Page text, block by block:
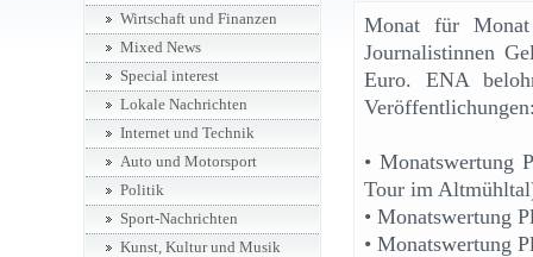
Monat für Monat
Journalistinnen
Euro. ENA
• Monatswertung
Tour im
• Monatswertung
• Monatswertung
Wirtschaft und Finanzen
Mixed News
Special interest
Lokale Nachrichten
Internet und Technik
Auto und Motorsport
Politik
Sport-Nachrichten
Kunst, Kultur und Musik